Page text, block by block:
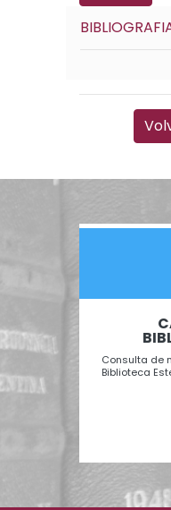
Consulta de
Biblioteca